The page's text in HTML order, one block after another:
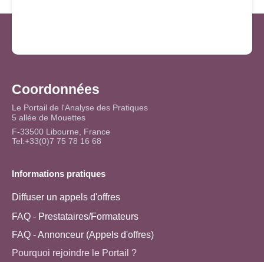
Coordonnées
Le Portail de l'Analyse des Pratiques
5 allée de Mouettes
F-33500 Libourne, France
Tel:+33(0)7 75 78 16 68
Informations pratiques
Diffuser un appels d'offres
FAQ - Prestataires/Formateurs
FAQ - Annonceur (Appels d'offres)
Pourquoi rejoindre le Portail ?